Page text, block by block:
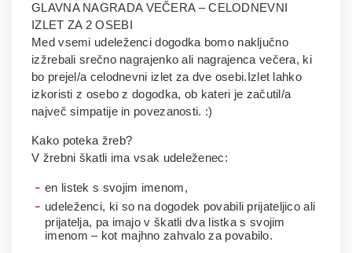
GLAVNA NAGRADA VEČERA – CELODNEVNI
IZLET ZA 2 OSEBI
Med vsemi udeleženci dogodka bomo naključno
izžrebali srečno nagrajenko ali nagrajenca večera, ki
bo prejel/a celodnevni izlet za dve osebi.Izlet lahko
izkoristi z osebo z dogodka, ob kateri je začutil/a
največ simpatije in povezanosti. :)
Kako poteka žreb?
V žrebni škatli ima vsak udeleženec:
en listek s svojim imenom,
udeleženci, ki so na dogodek povabili prijateljico ali
prijatelja, pa imajo v škatli dva listka s svojim
imenom – kot majhno zahvalo za povabilo.